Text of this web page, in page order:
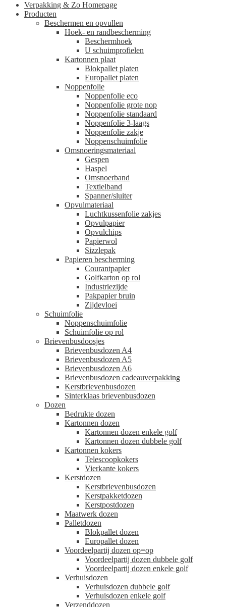
Verpakking & Zo Homepage
Producten
Beschermen en opvullen
Hoek- en randbescherming
Beschermhoek
U schuimprofielen
Kartonnen plaat
Blokpallet platen
Europallet platen
Noppenfolie
Noppenfolie eco
Noppenfolie grote nop
Noppenfolie standaard
Noppenfolie 3-laags
Noppenfolie zakje
Noppenschuimfolie
Omsnoeringsmateriaal
Gespen
Haspel
Omsnoerband
Textielband
Spanner/sluiter
Opvulmateriaal
Luchtkussenfolie zakjes
Opvulpapier
Opvulchips
Papierwol
Sizzlepak
Papieren bescherming
Courantpapier
Golfkarton op rol
Industriezijde
Pakpapier bruin
Zijdevloei
Schuimfolie
Noppenschuimfolie
Schuimfolie op rol
Brievenbusdoosjes
Brievenbusdozen A4
Brievenbusdozen A5
Brievenbusdozen A6
Brievenbusdozen cadeauverpakking
Kerstbrievenbusdozen
Sinterklaas brievenbusdozen
Dozen
Bedrukte dozen
Kartonnen dozen
Kartonnen dozen enkele golf
Kartonnen dozen dubbele golf
Kartonnen kokers
Telescoopkokers
Vierkante kokers
Kerstdozen
Kerstbrievenbusdozen
Kerstpakketdozen
Kerstpostdozen
Maatwerk dozen
Palletdozen
Blokpallet dozen
Europallet dozen
Voordeelpartij dozen op=op
Voordeelpartij dozen dubbele golf
Voordeelpartij dozen enkele golf
Verhuisdozen
Verhuisdozen dubbele golf
Verhuisdozen enkele golf
Verzenddozen